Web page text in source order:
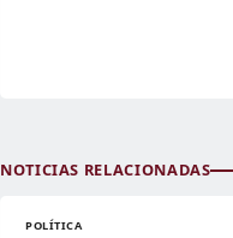
NOTICIAS RELACIONADAS
POLÍTICA